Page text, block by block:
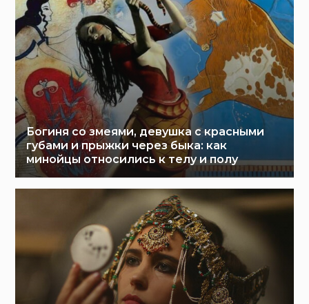
Богиня со змеями, девушка с красными
губами и прыжки через быка: как
минойцы относились к телу и полу